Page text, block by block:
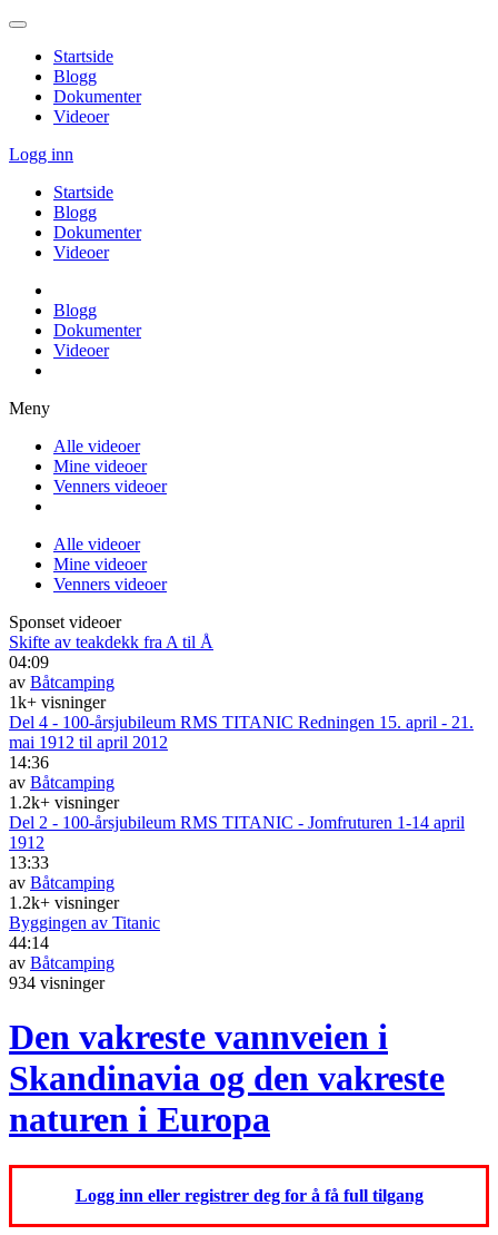
Startside
Blogg
Dokumenter
Videoer
Logg inn
Startside
Blogg
Dokumenter
Videoer
Blogg
Dokumenter
Videoer
Meny
Alle videoer
Mine videoer
Venners videoer
Alle videoer
Mine videoer
Venners videoer
Sponset videoer
Skifte av teakdekk fra A til Å
04:09
av Båtcamping
1k+ visninger
Del 4 - 100-årsjubileum RMS TITANIC Redningen 15. april - 21.
mai 1912 til april 2012
14:36
av Båtcamping
1.2k+ visninger
Del 2 - 100-årsjubileum RMS TITANIC - Jomfruturen 1-14 april
1912
13:33
av Båtcamping
1.2k+ visninger
Byggingen av Titanic
44:14
av Båtcamping
934 visninger
Den vakreste vannveien i
Skandinavia og den vakreste
naturen i Europa
Logg inn eller registrer deg for å få full tilgang